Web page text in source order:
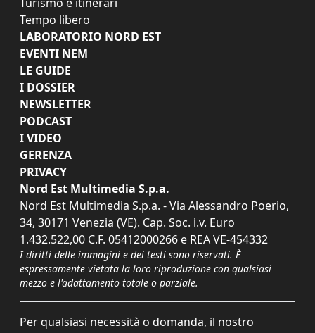
Tempo libero
LABORATORIO NORD EST
EVENTI NEM
LE GUIDE
I DOSSIER
NEWSLETTER
PODCAST
I VIDEO
GERENZA
PRIVACY
Nord Est Multimedia S.p.a.
Nord Est Multimedia S.p.a. - Via Alessandro Poerio,
34, 30171 Venezia (VE). Cap. Soc. i.v. Euro
1.432.522,00 C.F. 05412000266 e REA VE-454332
I diritti delle immagini e dei testi sono riservati. È
espressamente vietata la loro riproduzione con qualsiasi
mezzo e l'adattamento totale o parziale.
Per qualsiasi necessità o domanda, il nostro